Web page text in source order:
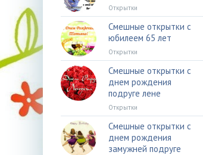
Открытки
Смешные открытки с
юбилеем 65 лет
Открытки
Смешные открытки с
днем рождения
подруге лене
Открытки
Смешные открытки с
днем рождения
замужней подруге